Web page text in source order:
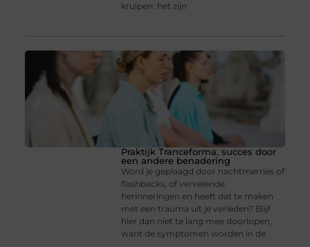
kruipen: het zijn
Praktijk Tranceforma, succes door
een andere benadering
Word je geplaagd door nachtmerries of
flashbacks, of vervelende
herinneringen en heeft dat te maken
met een trauma uit je verleden? Blijf
hier dan niet te lang mee doorlopen,
want de symptomen worden in de